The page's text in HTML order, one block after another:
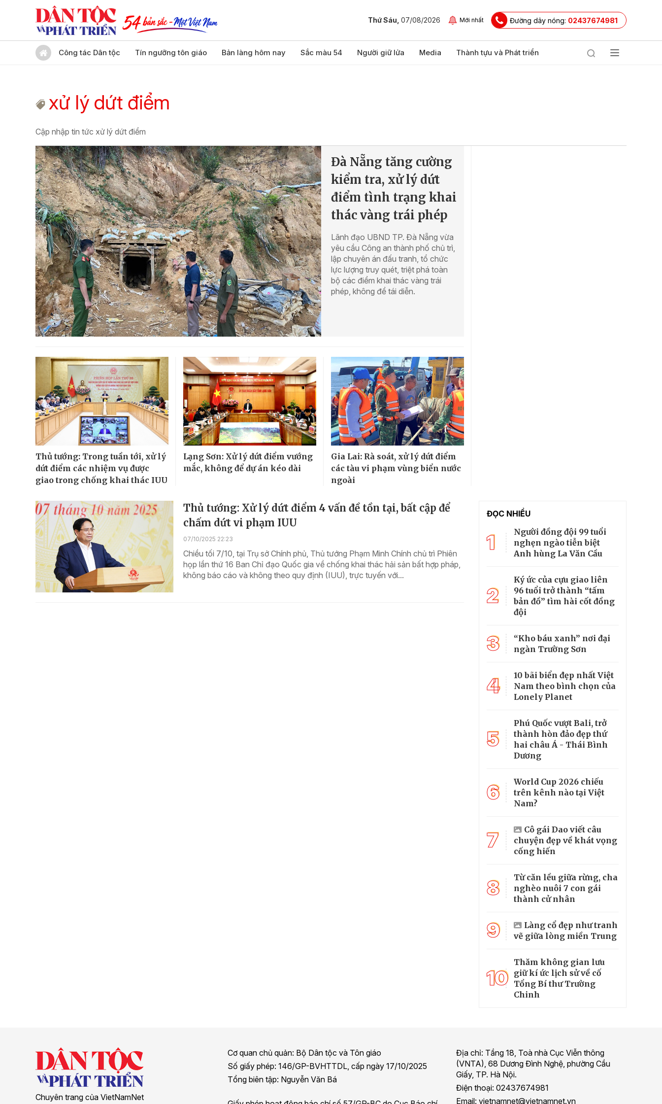
Thứ Sáu, 07/08/2026 Mới nhất Đường dây nóng: 02437674981
Công tác Dân tộc Tín ngưỡng tôn giáo Bản làng hôm nay Sắc màu 54 Người giữ lửa Media Thành tựu và Phát triển
xử lý dứt điểm
Cập nhập tin tức xử lý dứt điểm
Đà Nẵng tăng cường
kiểm tra, xử lý dứt
điểm tình trạng khai
thác vàng trái phép
Lãnh đạo UBND TP. Đà Nẵng vừa
yêu cầu Công an thành phố chủ trì,
lập chuyên án đấu tranh, tổ chức
lực lượng truy quét, triệt phá toàn
bộ các điểm khai thác vàng trái
phép, không để tái diễn.
Thủ tướng: Trong tuần tới, xử lý
dứt điểm các nhiệm vụ được
giao trong chống khai thác IUU
Lạng Sơn: Xử lý dứt điểm vướng
mắc, không để dự án kéo dài
Gia Lai: Rà soát, xử lý dứt điểm
các tàu vi phạm vùng biển nước
ngoài
Thủ tướng: Xử lý dứt điểm 4 vấn đề tồn tại, bất cập để
chấm dứt vi phạm IUU
07/10/2025 22:23
Chiều tối 7/10, tại Trụ sở Chính phủ, Thủ tướng Phạm Minh Chính chủ trì Phiên
họp lần thứ 16 Ban Chỉ đạo Quốc gia về chống khai thác hải sản bất hợp pháp,
không báo cáo và không theo quy định (IUU), trực tuyến với...
ĐỌC NHIỀU
1
Người đồng đội 99 tuổi
nghẹn ngào tiễn biệt
Anh hùng La Văn Cầu
2
Ký ức của cựu giao liên
96 tuổi trở thành “tấm
bản đồ” tìm hài cốt đồng
đội
3
“Kho báu xanh” nơi đại
ngàn Trường Sơn
4
10 bãi biển đẹp nhất Việt
Nam theo bình chọn của
Lonely Planet
5
Phú Quốc vượt Bali, trở
thành hòn đảo đẹp thứ
hai châu Á - Thái Bình
Dương
6
World Cup 2026 chiếu
trên kênh nào tại Việt
Nam?
7
Cô gái Dao viết câu
chuyện đẹp về khát vọng
cống hiến
8
Từ căn lều giữa rừng, cha
nghèo nuôi 7 con gái
thành cử nhân
9
Làng cổ đẹp như tranh
vẽ giữa lòng miền Trung
10
Thăm không gian lưu
giữ kí ức lịch sử về cố
Tổng Bí thư Trường
Chinh
Chuyên trang của VietNamNet
Cơ quan chủ quản: Bộ Dân tộc và Tôn giáo
Số giấy phép: 146/GP-BVHTTDL, cấp ngày 17/10/2025
Tổng biên tập: Nguyễn Văn Bá
Địa chỉ: Tầng 18, Toà nhà Cục Viễn thông
(VNTA), 68 Dương Đình Nghệ, phường Cầu
Giấy, TP. Hà Nội.
Điện thoại: 02437674981
Email: vietnamnet@vietnamnet.vn